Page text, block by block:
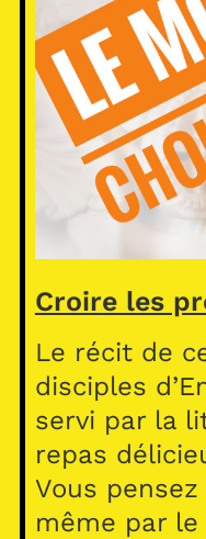
Croire les
Le récit de
disciples
servi par la
repas
Vous
même par